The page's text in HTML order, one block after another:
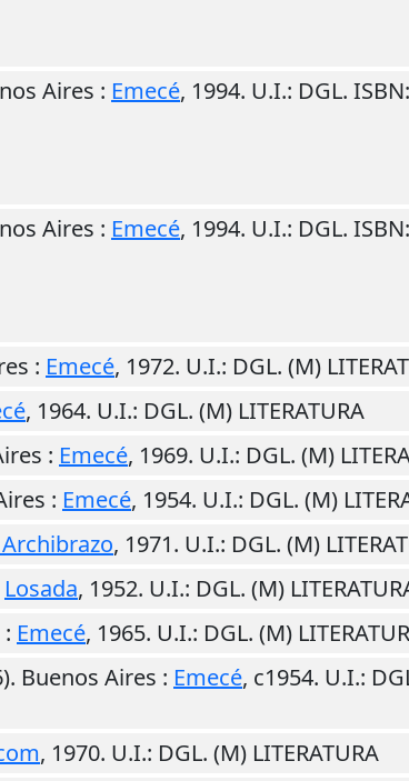
Aires : Emecé, 1994. U.I.: DGL. ISBN:
Aires : Emecé, 1994. U.I.: DGL. ISBN:
: Emecé, 1972. U.I.: DGL. (M)
, 1964. U.I.: DGL. (M) LITERATURA
: Emecé, 1969. U.I.: DGL. (M)
: Emecé, 1954. U.I.: DGL. (M)
Archibrazo, 1971. U.I.: DGL. (M)
Losada, 1952. U.I.: DGL. (M)
: Emecé, 1965. U.I.: DGL. (M)
Buenos Aires : Emecé, c1954. U.I.:
, 1970. U.I.: DGL. (M) LITERATURA